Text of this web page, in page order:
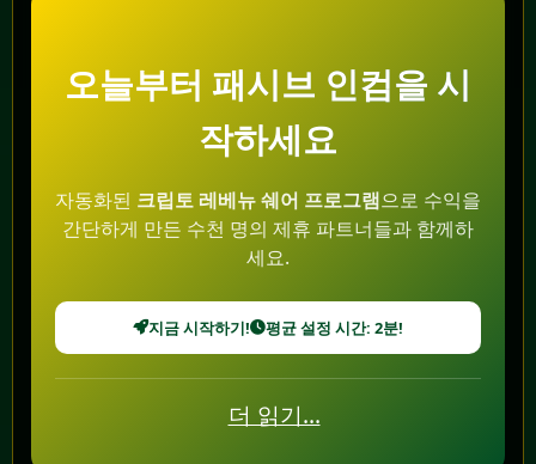
오늘부터 패시브 인컴을 시
작하세요
자동화된 크립토 레베뉴 쉐어 프로그램으로 수익을
간단하게 만든 수천 명의 제휴 파트너들과 함께하
세요.
지금 시작하기! 평균 설정 시간: 2분!
더 읽기...